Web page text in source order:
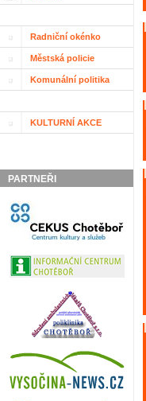
Radniční okénko
Městská policie
Komunální politika
KULTURNÍ AKCE
PARTNEŘI